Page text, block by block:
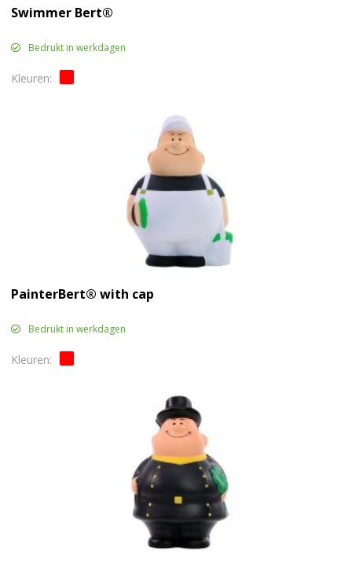
Swimmer Bert®
Bedrukt in werkdagen
PainterBert® with cap
Bedrukt in werkdagen